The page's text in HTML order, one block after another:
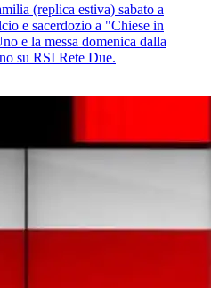
(replica estiva) sabato a
e sacerdozio a "Chiese in
e la messa domenica dalla
su RSI Rete Due.